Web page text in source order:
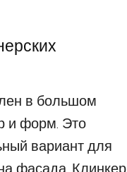
в большом
и форм. Это
вариант для
фасада. Клинкер